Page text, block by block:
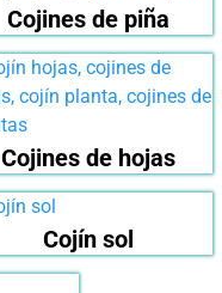
Cojines de piña
Cojines de hojas
Cojín sol